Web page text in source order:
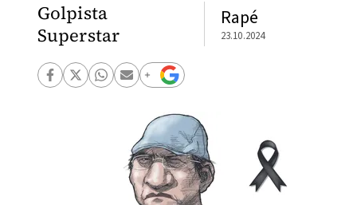
Golpista
Superstar
Rapé
23.10.2024